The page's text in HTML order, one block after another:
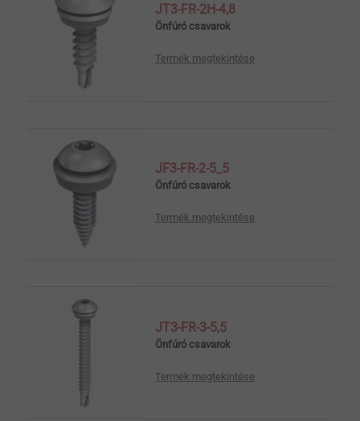
JT3-FR-2H-4,8
Önfúró csavarok
Termék megtekintése
JF3-FR-2-5_5
Önfúró csavarok
Termék megtekintése
JT3-FR-3-5,5
Önfúró csavarok
Termék megtekintése